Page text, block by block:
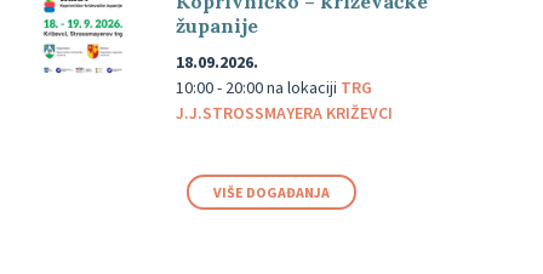
županije
18.09.2026.
10:00 - 20:00na lokaciji TRG
J.J.STROSSMAYERA KRIŽEVCI
VIŠE DOGAĐANJA